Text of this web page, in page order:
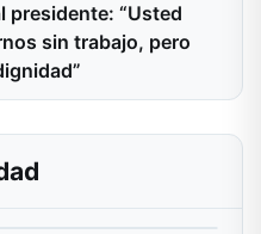
presidente: “Usted
sin trabajo, pero